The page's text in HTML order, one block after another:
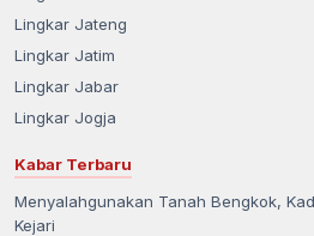
Lingkar Jateng
Lingkar Jatim
Lingkar Jabar
Lingkar Jogja
Kabar Terbaru
Menyalahgunakan Tanah Bengkok,
Kejari